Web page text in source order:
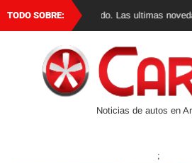
TODO SOBRE:
y el mundo. Las ultimas novedades,
Noticias de autos en
;